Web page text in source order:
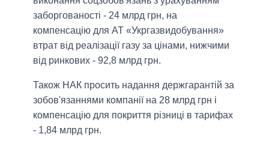
заборгованості - 24 млрд грн, на
компенсацію для АТ «Укргазвидобування»
втрат від реалізації газу за цінами, нижчими
від ринкових - 92,8 млрд грн.
Також НАК просить надання держгарантій за
зобов'язаннями компанії на 28 млрд грн і
компенсацію для покриття різниці в тарифах
- 1,84 млрд грн.